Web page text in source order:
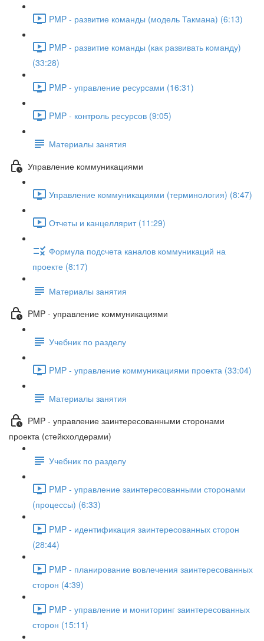
PMP - развитие команды (модель Такмана) (6:13)
PMP - развитие команды (как развивать команду)
(33:28)
PMP - управление ресурсами (16:31)
PMP - контроль ресурсов (9:05)
Материалы занятия
Управление коммуникациями
Управление коммуникациями (терминология) (8:47)
Отчеты и канцеллярит (11:29)
Формула подсчета каналов коммуникаций на
проекте (8:17)
Материалы занятия
PMP - управление коммуникациями
Учебник по разделу
PMP - управление коммуникациями проекта (33:04)
Материалы занятия
PMP - управление заинтересованными сторонами
проекта (стейкхолдерами)
Учебник по разделу
PMP - управление заинтересованными сторонами
(процессы) (6:33)
PMP - идентификация заинтересованных сторон
(28:44)
PMP - планирование вовлечения заинтересованных
сторон (4:39)
PMP - управление и мониторинг заинтересованных
сторон (15:11)